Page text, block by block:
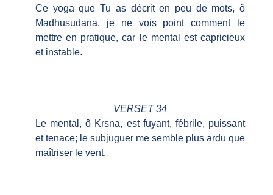
Ce yoga que Tu as décrit en peu de mots, ô
Madhusudana, je ne vois point comment le
mettre en pratique, car le mental est capricieux
et instable.
VERSET 34
Le mental, ô Krsna, est fuyant, fébrile, puissant
et tenace; le subjuguer me semble plus ardu que
maîtriser le vent.